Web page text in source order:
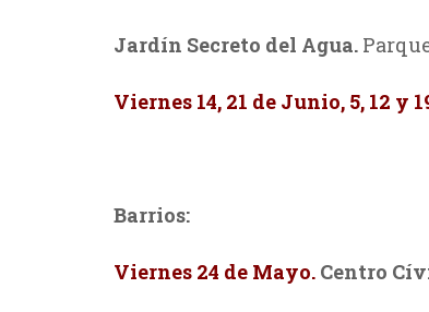
Jardín Secreto del Agua.
Viernes 14, 21 de Junio, 5, 12 y
Barrios:
Viernes 24 de Mayo. Centro